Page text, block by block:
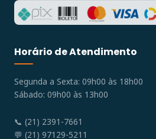
Horário de Atendimento
Segunda a Sexta: 09h00 às 18h00
Sábado: 09h00 às 13h00
📞 (21) 2391-7661
💬 (21) 97129-5211